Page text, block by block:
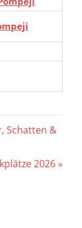
Schatten &
2026